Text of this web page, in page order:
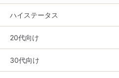
ハイステータス
20代向け
30代向け